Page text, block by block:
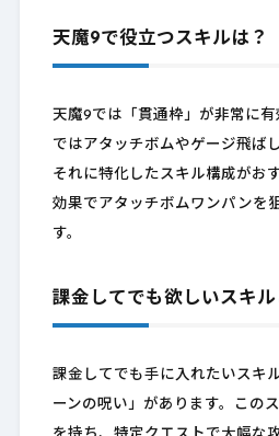
天魔9で役立つスキルは？
天魔9では「貫通枠」が非常に
ではアタッチボムやゲージ飛ば
それに特化したスキル構成がお
効果でアタッチボムワンパンを
す。
課金してでも欲しいスキル
課金してでも手に入れたいスキ
ーンの呪い」があります。この